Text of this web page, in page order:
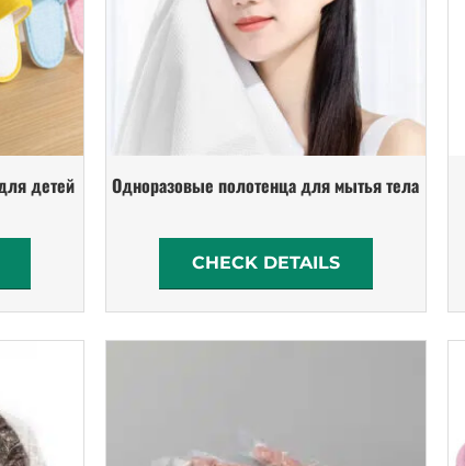
детей Одноразовые полотенца для мытья тела
CHECK DETAILS